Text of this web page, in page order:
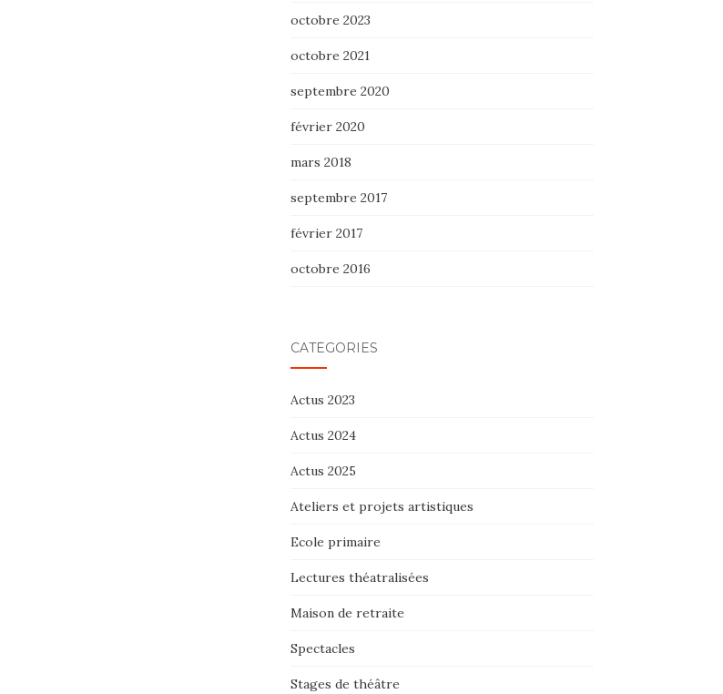
octobre 2023
octobre 2021
septembre 2020
février 2020
mars 2018
septembre 2017
février 2017
octobre 2016
CATÉGORIES
Actus 2023
Actus 2024
Actus 2025
Ateliers et projets artistiques
Ecole primaire
Lectures théatralisées
Maison de retraite
Spectacles
Stages de théâtre